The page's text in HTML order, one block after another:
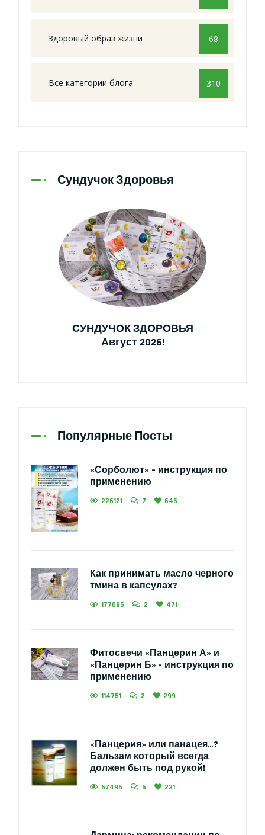
Здоровый образ жизни 68
Все категории блога 310
Сундучок Здоровья
СУНДУЧОК ЗДОРОВЬЯ
Август 2026!
Популярные Посты
«Сорболют» – инструкция по
применению
226121 7 645
Как принимать масло черного
тмина в капсулах?
177085 2 471
Фитосвечи «Панцерин А» и
«Панцерин Б» - инструкция по
применению
114751 2 299
«Панцерия» или панацея…?
Бальзам который всегда
должен быть под рукой!
67495 5 231